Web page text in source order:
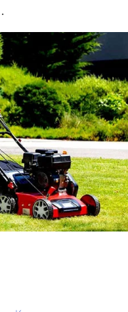
.